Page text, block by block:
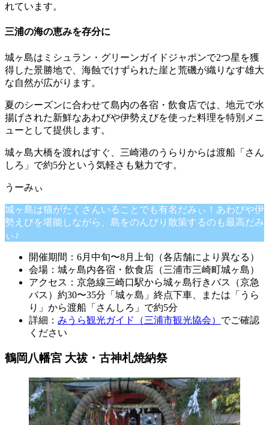
れています。
三浦の海の恵みを存分に
城ヶ島はミシュラン・グリーンガイドジャポンで2つ星を獲
得した景勝地で、海蝕でけずられた崖と荒磯が織りなす雄大
な自然が広がります。
夏のシーズンに合わせて島内の各宿・飲食店では、地元で水
揚げされた新鮮なあわびや伊勢えびを使った料理を特別メニ
ューとして提供します。
城ヶ島大橋を渡ればすぐ、三崎港のうらりからは渡船「さん
しろ」で約5分という気軽さも魅力です。
城ヶ島は猫がたくさんいることでも有名だみぃ！あわびや伊
勢えびを堪能しながら、島をのんびり散策するのも最高だみ
ぃ♪
開催期間：6月中旬〜8月上旬（各店舗により異なる）
会場：城ヶ島内各宿・飲食店（三浦市三崎町城ヶ島）
アクセス：京急線三崎口駅から城ヶ島行きバス（京急
バス）約30〜35分「城ヶ島」終点下車、または「うら
り」から渡船「さんしろ」で約5分
詳細： みうら観光ガイド（三浦市観光協会） でご確認
ください
鶴岡八幡宮 大祓・古神札焼納祭